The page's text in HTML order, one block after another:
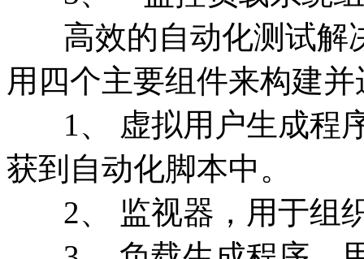
高效的自动化测试解
用四个主要组件来构建
1、 虚拟用户生成程
获到自动化脚本中。
2、 监视器，用于组